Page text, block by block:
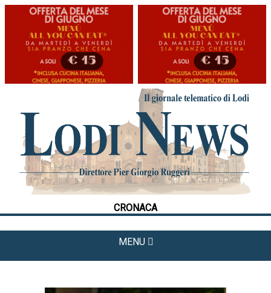
CRONACA
MENU
HOME
CRONACA
POLITICA
LA FOTO
METEO
CULTURA